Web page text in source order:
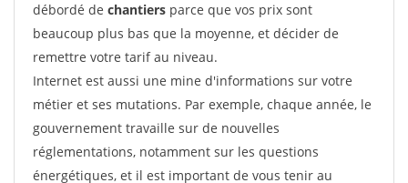
débordé de chantiers parce que vos prix sont
beaucoup plus bas que la moyenne, et décider de
remettre votre tarif au niveau.
Internet est aussi une mine d'informations sur votre
métier et ses mutations. Par exemple, chaque année, le
gouvernement travaille sur de nouvelles
réglementations, notamment sur les questions
énergétiques, et il est important de vous tenir au